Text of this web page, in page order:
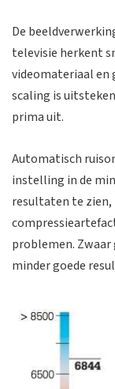
De
televisie herkent
videomateriaal en
scaling is
prima uit.
Automatisch
instelling in de
resultaten te
problemen.
minder goede